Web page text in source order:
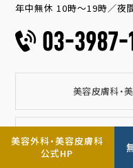
年中無休 10時～19時／夜
美容皮膚科・
【小顔整形
美容外科・美容皮膚科
公式HP